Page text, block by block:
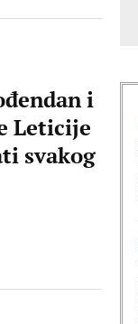
i
Leticije
svakog